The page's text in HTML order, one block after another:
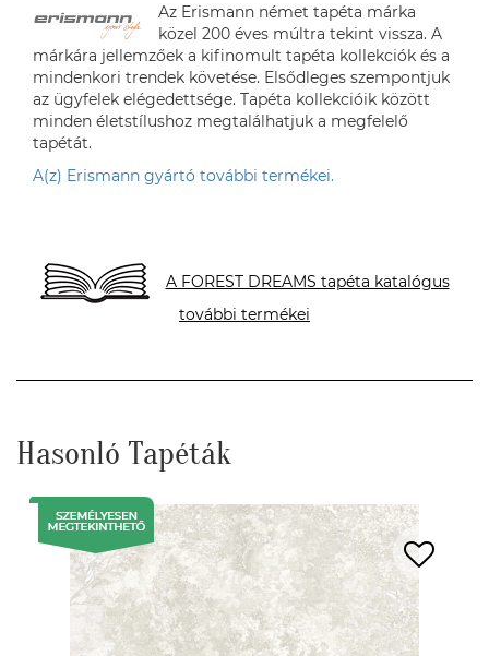
Az Erismann német tapéta márka
közel 200 éves múltra tekint vissza. A
márkára jellemzőek a kifinomult tapéta kollekciók és a
mindenkori trendek követése. Elsődleges szempontjuk
az ügyfelek elégedettsége. Tapéta kollekcióik között
minden életstílushoz megtalálhatjuk a megfelelő
tapétát.
A(z) Erismann gyártó további termékei.
A FOREST DREAMS tapéta katalógus
további termékei
Hasonló Tapéták